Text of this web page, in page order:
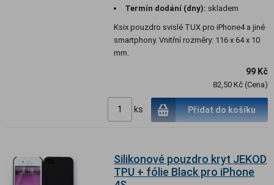
Termín dodání (dny): skladem
Ksix pouzdro svislé TUX pro iPhone4 a jiné
smartphony. Vnitřní rozměry: 116 x 64 x 10
mm.
99 Kč
82,50 Kč (Cena)
ks Přidat do košíku
Silikonové pouzdro kryt JEKOD
TPU + fólie Black pro iPhone